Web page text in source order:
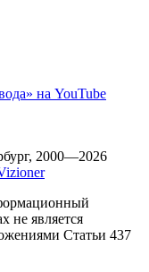
на YouTube
2000—2026
не является
Статьи 437